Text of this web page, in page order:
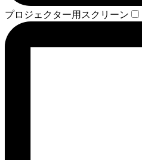
プロジェクター用スクリーン